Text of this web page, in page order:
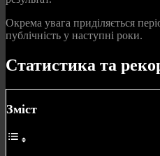
Окрема увага приділяється
публічність у наступні роки.
Статистика та
Зміст